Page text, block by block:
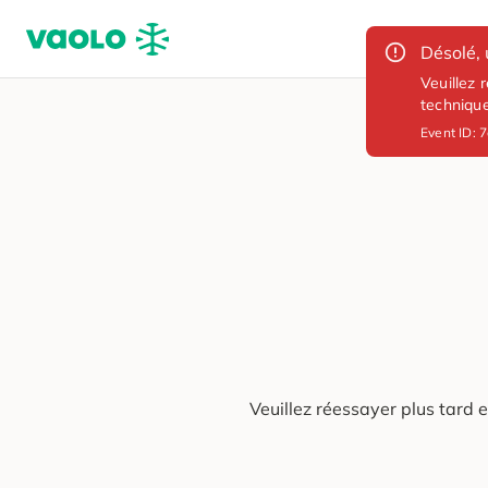
Désolé,
Veuillez
Event ID:
Veuillez réessayer plus tard